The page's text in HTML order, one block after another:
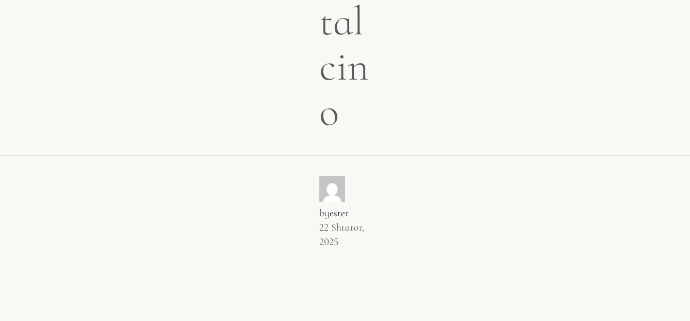
tal
cin
o
byester
22 Shtator,
2025